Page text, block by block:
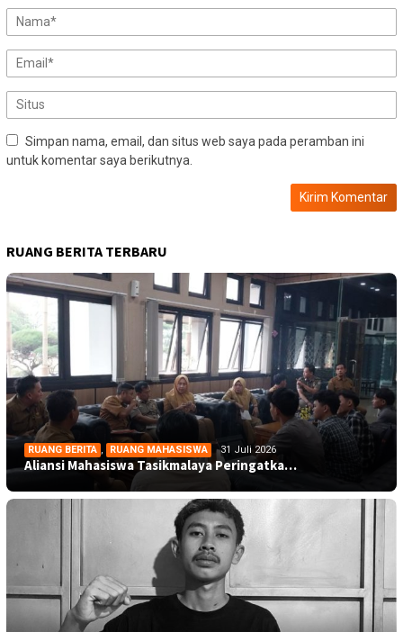
Simpan nama, email, dan situs web saya pada peramban ini
untuk komentar saya berikutnya.
RUANG BERITA TERBARU
RUANG BERITA , RUANG MAHASISWA 31 Juli 2026
Aliansi Mahasiswa Tasikmalaya Peringatka…